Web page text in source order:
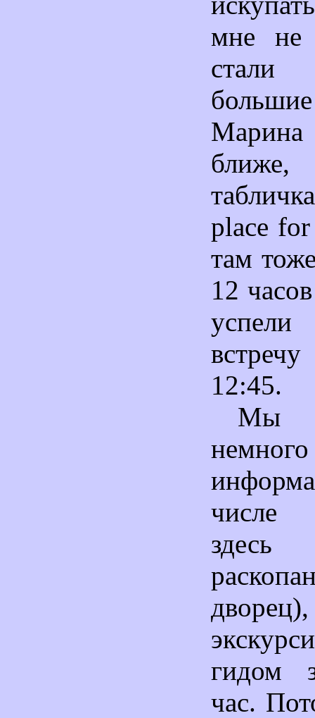
мне не
стали
place
там
12
12:45.
Мы
числе
гидом
час.